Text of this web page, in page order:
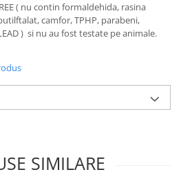
( nu contin formaldehida, rasina
camfor, TPHP, parabeni,
) si nu au fost testate pe animale.
SIMILARE